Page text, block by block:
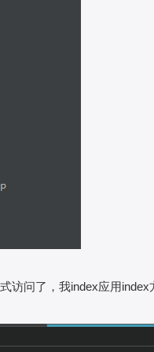
访问了，我index应用index